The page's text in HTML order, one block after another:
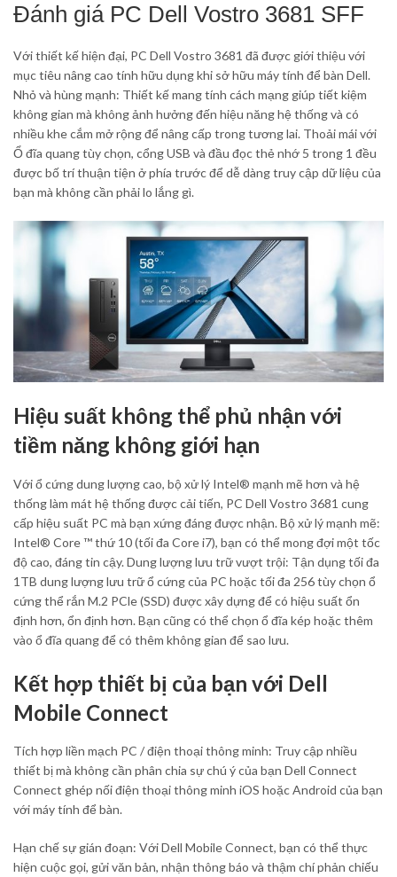
Đánh giá PC Dell Vostro 3681 SFF
Với thiết kế hiện đại, PC Dell Vostro 3681 đã được giới thiệu với
mục tiêu nâng cao tính hữu dụng khi sở hữu máy tính để bàn Dell.
Nhỏ và hùng mạnh: Thiết kế mang tính cách mạng giúp tiết kiệm
không gian mà không ảnh hưởng đến hiệu năng hệ thống và có
nhiều khe cắm mở rộng để nâng cấp trong tương lai. Thoải mái với
Ổ đĩa quang tùy chọn, cổng USB và đầu đọc thẻ nhớ 5 trong 1 đều
được bố trí thuận tiện ở phía trước để dễ dàng truy cập dữ liệu của
bạn mà không cần phải lo lắng gì.
Hiệu suất không thể phủ nhận với
tiềm năng không giới hạn
Với ổ cứng dung lượng cao, bộ xử lý Intel® mạnh mẽ hơn và hệ
thống làm mát hệ thống được cải tiến, PC Dell Vostro 3681 cung
cấp hiệu suất PC mà bạn xứng đáng được nhận. Bộ xử lý mạnh mẽ:
Intel® Core ™ thứ 10 (tối đa Core i7), bạn có thể mong đợi một tốc
độ cao, đáng tin cậy. Dung lượng lưu trữ vượt trội: Tận dụng tối đa
1TB dung lượng lưu trữ ổ cứng của PC hoặc tối đa 256 tùy chọn ổ
cứng thể rắn M.2 PCle (SSD) được xây dựng để có hiệu suất ổn
định hơn, ổn định hơn. Bạn cũng có thể chọn ổ đĩa kép hoặc thêm
vào ổ đĩa quang để có thêm không gian để sao lưu.
Kết hợp thiết bị của bạn với Dell
Mobile Connect
Tích hợp liền mạch PC / điện thoại thông minh: Truy cập nhiều
thiết bị mà không cần phân chia sự chú ý của bạn Dell Connect
Connect ghép nối điện thoại thông minh iOS hoặc Android của bạn
với máy tính để bàn.
Hạn chế sự gián đoạn: Với Dell Mobile Connect, bạn có thể thực
hiện cuộc gọi, gửi văn bản, nhận thông báo và thậm chí phản chiếu